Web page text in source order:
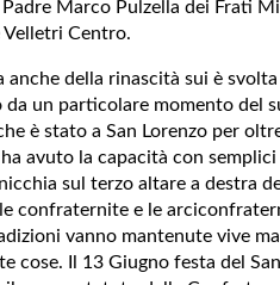
Marco Pulzella dei Frati
Centro.
anche della rinascità sui è
un particolare momento del
è stato a San Lorenzo per
avuto la capacità con
sul terzo altare a destra
confraternite e le
vanno mantenute vive
cose. Il 13 Giugno festa del